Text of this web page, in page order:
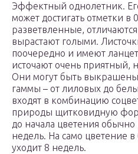
Эффектный однолетник.
может достигать отметки в
разветвленные,
вырастают голыми.
поочередно и имеют
источают очень приятный,
Они могут быть
гаммы – от лиловых до
входят в комбинацию
природы щитковидную
до начала цветения
недель. На само цветение
уходит 8 недель.